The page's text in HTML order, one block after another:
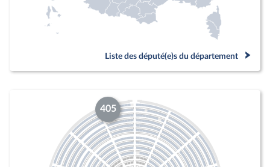
Liste des député(e)s du département
405